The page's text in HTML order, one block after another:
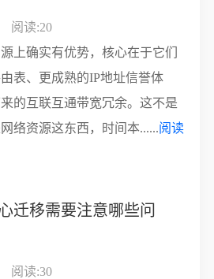
阅读:20
上确实有优势，核心在于它们
表、更成熟的IP地址信誉体
的互联互通带宽冗余。这不是
络资源这东西，时间本......阅读
迁移需要注意哪些问
阅读:30